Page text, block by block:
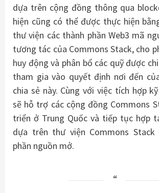
dựa trên cộng đồng thông qua
hiện cũng có thể được thực hiện
thư viện các thành phần Web3 mã
tương tác của Commons Stack, cho
huy động và phân bổ các quỹ được
tham gia vào quyết định nơi đến
chia sẻ này. Cùng với việc tích hợp
sẽ hỗ trợ các cộng đồng Commons
triển ở Trung Quốc và tiếp tục hợp
dựa trên thư viện Commons Stack
phần nguồn mở.